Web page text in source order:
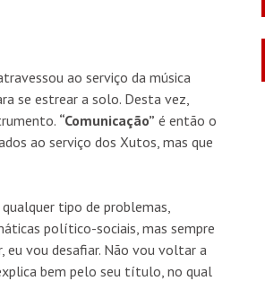
ao serviço da música
se estrear a solo. Desta vez,
“Comunicação” é então o
ao serviço dos Xutos, mas que
tipo de problemas,
político-sociais, mas sempre
eu vou desafiar. Não vou voltar a
bem pelo seu título, no qual